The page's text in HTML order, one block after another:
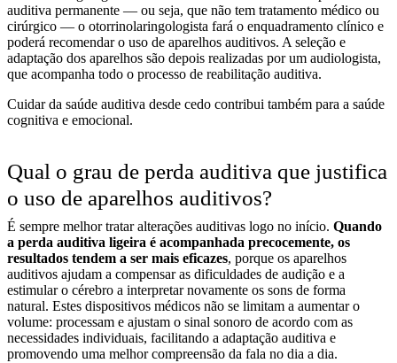
auditiva permanente — ou seja, que não tem tratamento médico ou
cirúrgico — o otorrinolaringologista fará o enquadramento clínico e
poderá recomendar o uso de aparelhos auditivos. A seleção e
adaptação dos aparelhos são depois realizadas por um audiologista,
que acompanha todo o processo de reabilitação auditiva.
Cuidar da saúde auditiva desde cedo contribui também para a saúde
cognitiva e emocional.
Qual o grau de perda auditiva que justifica
o uso de aparelhos auditivos?
É sempre melhor tratar alterações auditivas logo no início. Quando
a perda auditiva ligeira é acompanhada precocemente, os
resultados tendem a ser mais eficazes, porque os aparelhos
auditivos ajudam a compensar as dificuldades de audição e a
estimular o cérebro a interpretar novamente os sons de forma
natural. Estes dispositivos médicos não se limitam a aumentar o
volume: processam e ajustam o sinal sonoro de acordo com as
necessidades individuais, facilitando a adaptação auditiva e
promovendo uma melhor compreensão da fala no dia a dia.